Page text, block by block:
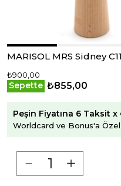
MARISOL MRS Sidney
₺900,00
Sepette ₺855,00
Peşin Fiyatına 6 Taksit x
Worldcard ve Bonus'a Özel